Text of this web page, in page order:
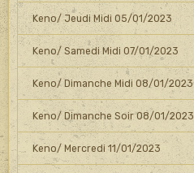
Keno/ Jeudi Midi 05/01/2023
Keno/ Samedi Midi 07/01/2023
Keno/ Dimanche Midi 08/01/2023
Keno/ Dimanche Soir 08/01/2023
Keno/ Mercredi 11/01/2023